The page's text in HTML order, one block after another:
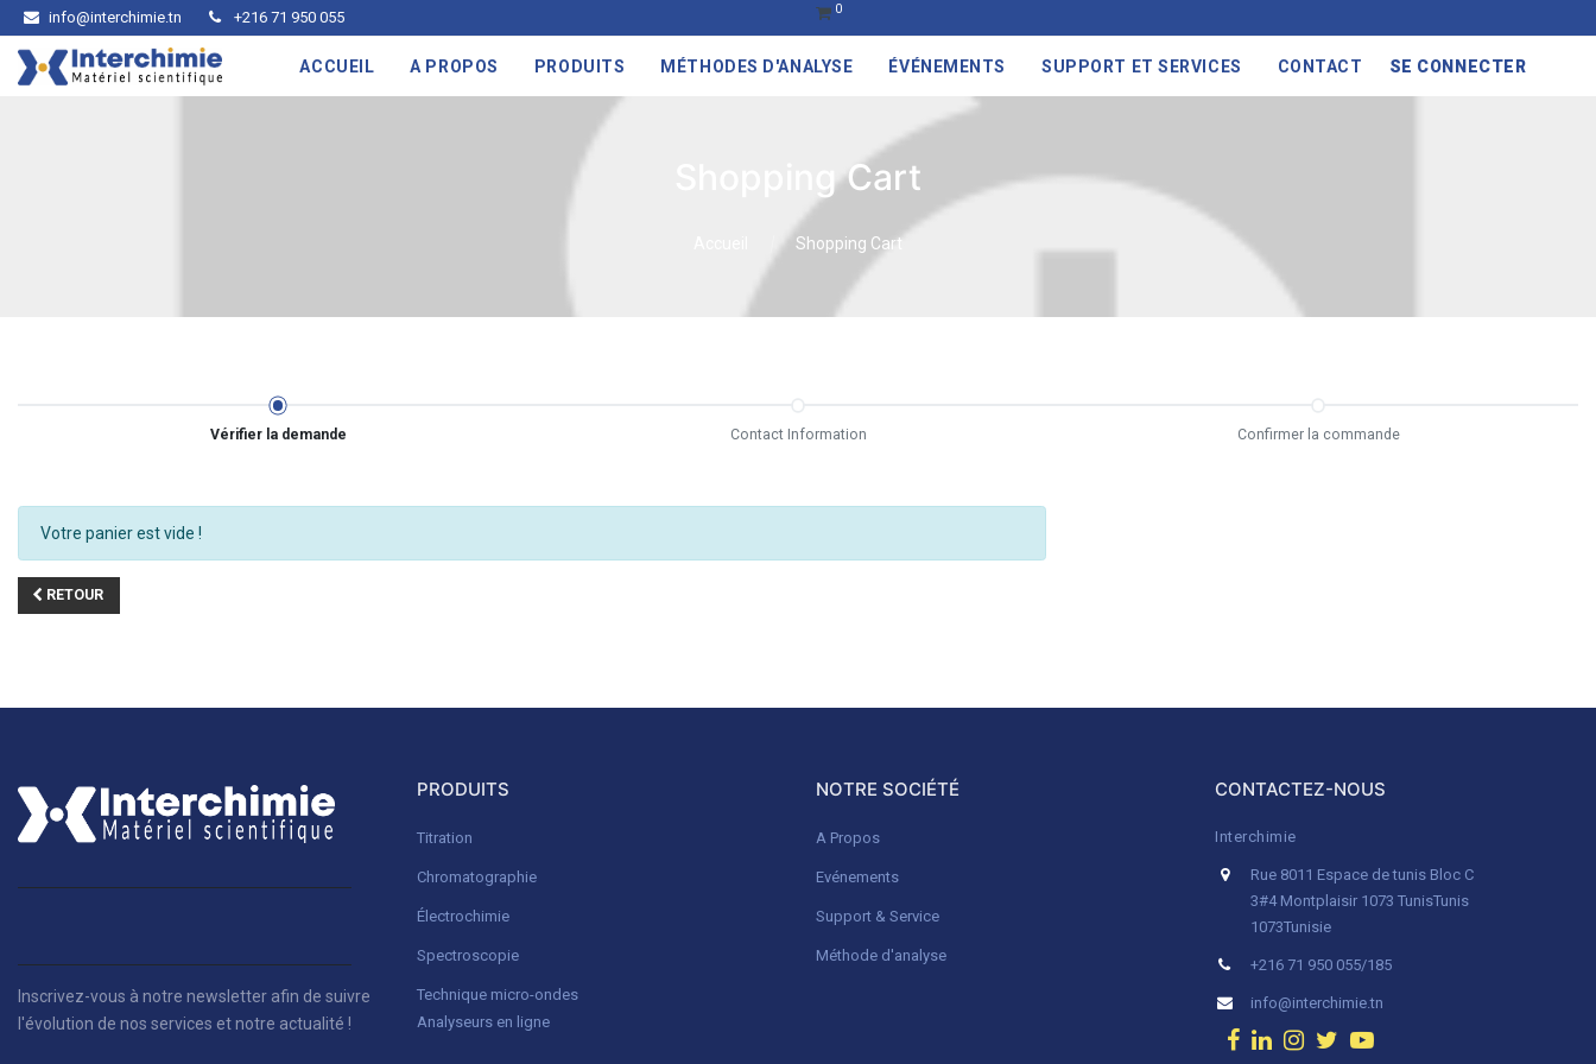
info@interchimie.tn +216 71 950 055 0
ACCUEIL A PROPOS PRODUITS MÉTHODES D'ANALYSE ÉVÉNEMENTS SUPPORT ET SERVICES CONTACT SE CONNECTER
Shopping Cart
Shopping Cart
Vérifier la demande Contact Information Confirmer la commande
Votre panier est vide !
RETOUR
Inscrivez-vous à notre newsletter afin de suivre
l'évolution de nos services et notre actualité !
PRODUITS
Titration
Chromatographie
Électrochimie
Spectroscopie
Technique micro-ondes
Analyseurs en ligne
NOTRE SOCIÉTÉ
A Propos
Evénements
Support & Service
Méthode d'analyse
CONTACTEZ-NOUS
Interchimie
Rue 8011 Espace de tunis Bloc C
3#4 Montplaisir 1073 TunisTunis
1073Tunisie
+216 71 950 055/185
info@interchimie.tn